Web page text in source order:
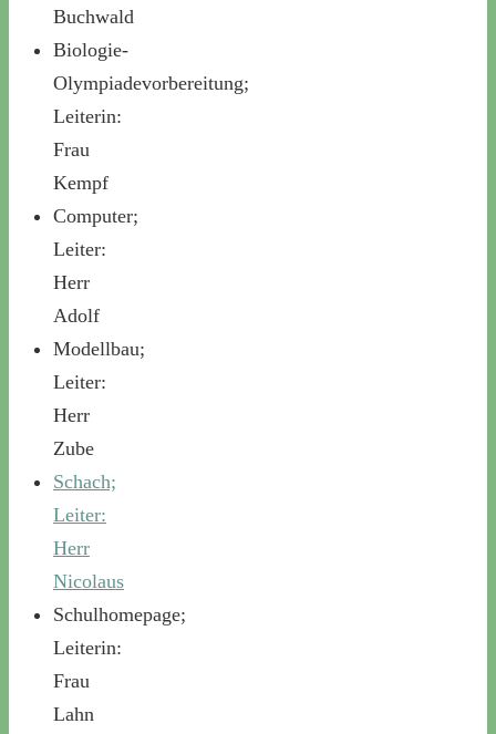
Buchwald
Biologie-
Olympiadevorbereitung;
Leiterin:
Frau
Kempf
Computer;
Leiter:
Herr
Adolf
Modellbau;
Leiter:
Herr
Zube
Schach;
Leiter:
Herr
Nicolaus
Schulhomepage;
Leiterin:
Frau
Lahn